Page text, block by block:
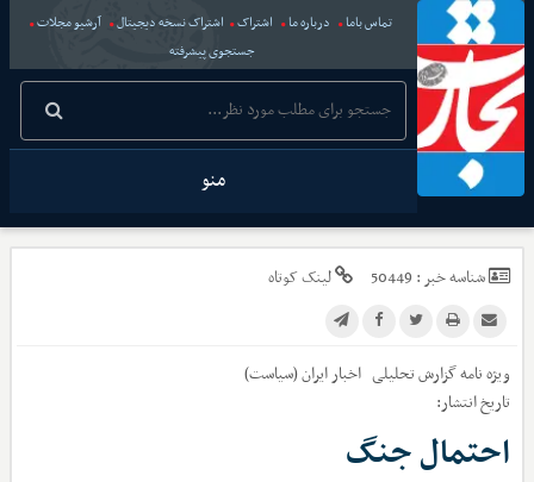
تماس باما درباره ما اشتراک اشتراک نسخه دیجیتال
آرشیو مجلات
جستجوی پیشرفته
منو
شناسه خبر : 50449 لینک کوتاه
ویژه نامه گزارش تحلیلی اخبارایران (سیاست)
تاریخ انتشار:
احتمال جنگ